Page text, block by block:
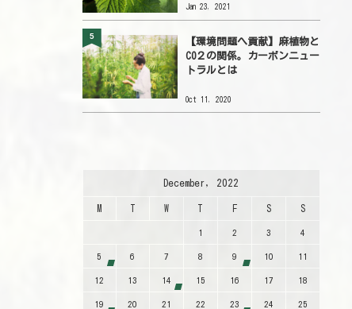
Jan 23, 2021
【環境問題へ貢献】麻植物と
CO２の関係。カーボンニュー
トラルとは
Oct 11, 2020
5
December, 2022
M T W T F S S
1 2 3 4
5 6 7 8 9 10 11
12 13 14 15 16 17 18
19 20 21 22 23 24 25